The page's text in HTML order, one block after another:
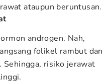
ataupun beruntusan.
androgen. Nah,
folikel rambut dan
risiko jerawat